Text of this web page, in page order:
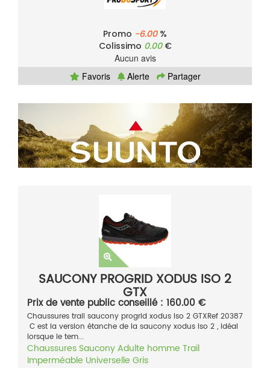
Promo -6.00%
Colissimo 0.00€
Aucun avis
Favoris
Alerte Partager
SAUCONY PROGRID XODUS ISO 2
GTX
Prix de vente public conseillé : 160.00 €
Chaussures trail saucony progrid xodus Iso 2 GTXRef 20387
C est la version étanche de la saucony xodus iso 2 , idéal
lorsque le tem...
Chaussures SauconyAdulte homme Trail
Imperméable Universelle Gris